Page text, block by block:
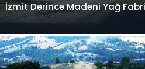
İzmit Derince Madeni Yağ